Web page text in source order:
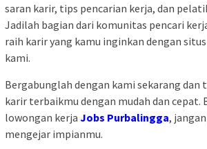
saran karir, tips pencarian kerja, dan
Jadilah bagian dari komunitas pencari
raih karir yang kamu inginkan dengan
kami.
Bergabunglah dengan kami sekarang dan
karir terbaikmu dengan mudah dan cepat.
lowongan kerja Jobs Purbalingga,
mengejar impianmu.